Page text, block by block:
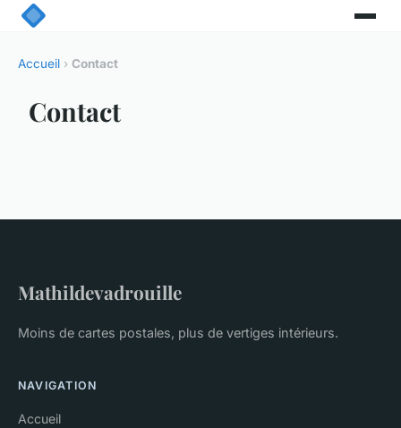
Accueil › Contact
Contact
Mathildevadrouille
Moins de cartes postales, plus de vertiges intérieurs.
NAVIGATION
Accueil